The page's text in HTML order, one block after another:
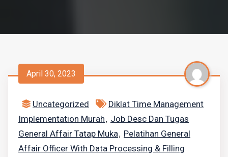
April 30, 2023
Uncategorized
Diklat Time Management
Implementation Murah, Job Desc Dan Tugas
General Affair Tatap Muka, Pelatihan General
Affair Officer With Data Processing & Filling